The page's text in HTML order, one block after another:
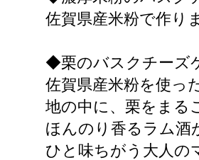
佐賀県産米粉で作り
◆栗のバスクチーズ
佐賀県産米粉を使っ
地の中に、栗をまる
ほんのり香るラム酒
ひと味ちがう大人の